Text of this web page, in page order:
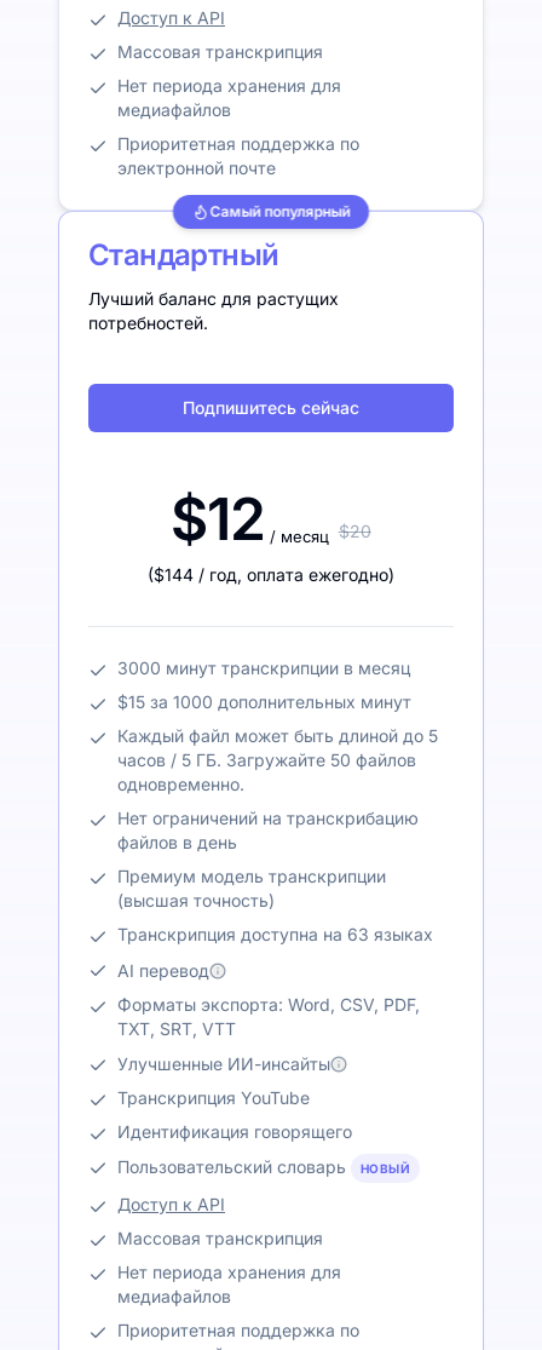
Доступ к API
Массовая транскрипция
Нет периода хранения для
медиафайлов
Приоритетная поддержка по
электронной почте
Самый популярный
Стандартный
Лучший баланс для растущих
потребностей.
Подпишитесь сейчас
$12 / месяц $20
($144 / год, оплата ежегодно)
3000 минут транскрипции в месяц
$15 за 1000 дополнительных минут
Каждый файл может быть длиной до 5
часов / 5 ГБ. Загружайте 50 файлов
одновременно.
Нет ограничений на транскрибацию
файлов в день
Премиум модель транскрипции
(высшая точность)
Транскрипция доступна на 63 языках
AI перевод
Форматы экспорта: Word, CSV, PDF,
TXT, SRT, VTT
Улучшенные ИИ-инсайты
Транскрипция YouTube
Идентификация говорящего
Пользовательский словарь
НОВЫЙ
Доступ к API
Массовая транскрипция
Нет периода хранения для
медиафайлов
Приоритетная поддержка по